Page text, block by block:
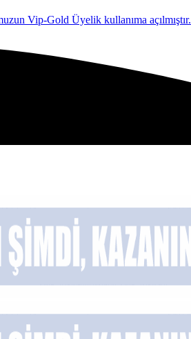
Vip-Gold Üyelik kullanıma açılmıştır.